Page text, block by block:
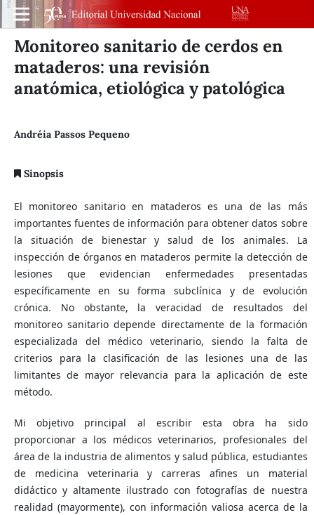
Monitoreo sanitario de cerdos en
mataderos: una revisión
anatómica, etiológica y patológica
Andréia Passos Pequeno
Sinopsis
El monitoreo sanitario en mataderos es una de las más
importantes fuentes de información para obtener datos sobre
la situación de bienestar y salud de los animales. La
inspección de órganos en mataderos permite la detección de
lesiones que evidencian enfermedades presentadas
específicamente en su forma subclínica y de evolución
crónica. No obstante, la veracidad de resultados del
monitoreo sanitario depende directamente de la formación
especializada del médico veterinario, siendo la falta de
criterios para la clasificación de las lesiones una de las
limitantes de mayor relevancia para la aplicación de este
método.
Mi objetivo principal al escribir esta obra ha sido
proporcionar a los médicos veterinarios, profesionales del
área de la industria de alimentos y salud pública, estudiantes
de medicina veterinaria y carreras afines un material
didáctico y altamente ilustrado con fotografías de nuestra
realidad (mayormente), con información valiosa acerca de la